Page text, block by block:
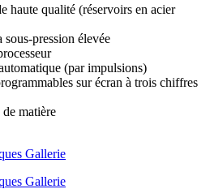
haute qualité (réservoirs en acier
sous-pression élevée
(par impulsions)
sur écran à trois chiffres
de matière